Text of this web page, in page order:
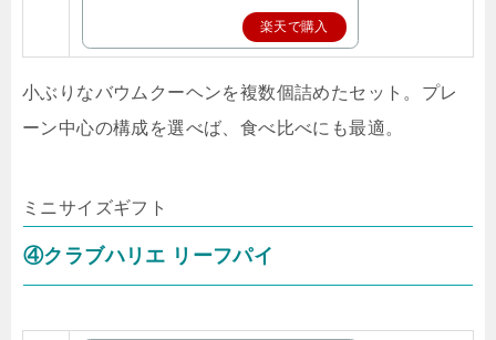
楽天で購入
小ぶりなバウムクーヘンを複数個詰めたセット。プレ
ーン中心の構成を選べば、食べ比べにも最適。
ミニサイズギフト
④クラブハリエ リーフパイ